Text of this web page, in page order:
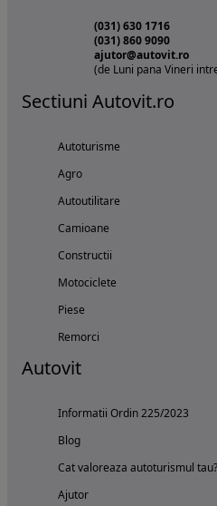
(031) 630 1716
(031) 860 9090
ajutor@autovit.ro
(de Luni pana Vineri
Sectiuni Autovit.ro
Autoturisme
Agro
Autoutilitare
Camioane
Constructii
Motociclete
Piese
Remorci
Autovit
Informatii Ordin 225/2023
Blog
Cat valoreaza autoturismul tau?
Ajutor